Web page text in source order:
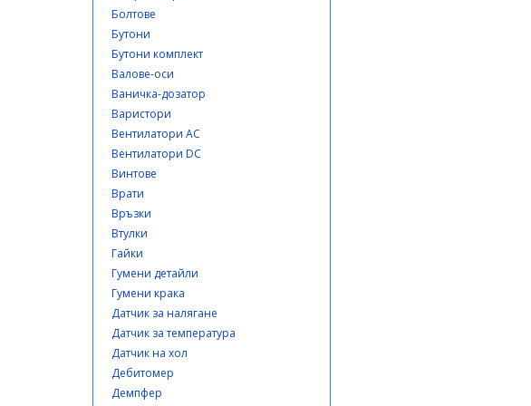
Болтове
Бутони
Бутони комплект
Валове-оси
Ваничка-дозатор
Варистори
Вентилатори AC
Вентилатори DC
Винтове
Врати
Връзки
Втулки
Гайки
Гумени детайли
Гумени крака
Датчик за налягане
Датчик за температура
Датчик на хол
Дебитомер
Демпфер